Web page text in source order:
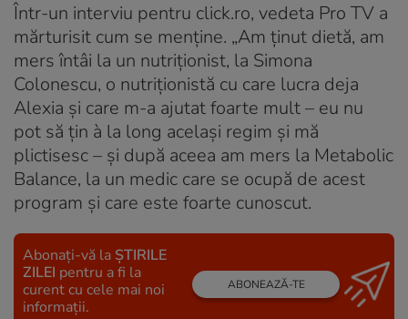
Într-un interviu pentru click.ro, vedeta Pro TV a
mărturisit cum se menține. „Am ținut dietă, am
mers întâi la un nutriționist, la Simona
Colonescu, o nutriționistă cu care lucra deja
Alexia și care m-a ajutat foarte mult – eu nu
pot să țin à la long același regim și mă
plictisesc – și după aceea am mers la Metabolic
Balance, la un medic care se ocupă de acest
program și care este foarte cunoscut.
Abonați-vă la ȘTIRILE
ZILEI pentru a fi la
curent cu cele mai noi
informații.
ABONEAZĂ-TE